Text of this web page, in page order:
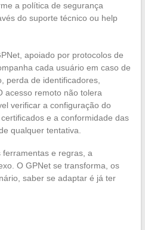
a política de segurança
do suporte técnico ou help
apoiado por protocolos de
cada usuário em caso de
perda de identificadores,
acesso remoto não tolera
verificar a configuração do
e a conformidade das
qualquer tentativa.
e regras, a
O GPNet se transforma, os
saber se adaptar é já ter